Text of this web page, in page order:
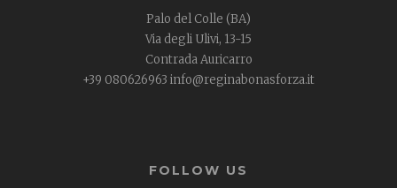
Palo del Colle (BA)
Via degli Ulivi, 13-15
Contrada Auricarro
+39 080626963 info@reginabonasforza.it
FOLLOW US